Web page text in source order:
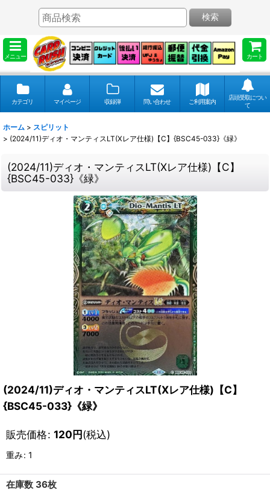
メニュー カート
検索
カテゴリ マイページ 収録弾 問い合わせ ご利用案内
店頭受取につい
て
ホーム > スピリット
> (2024/11)ディオ・マンティスLT(Xレア仕様)【C】{BSC45-033}《緑》
(2024/11)ディオ・マンティスLT(Xレア仕様)【C】
{BSC45-033}《緑》
(2024/11)ディオ・マンティスLT(Xレア仕様)【C】
{BSC45-033}《緑》
販売価格: 120円(税込)
重み: 1
在庫数 36枚